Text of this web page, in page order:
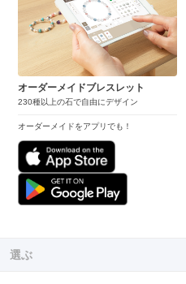
オーダーメイドブレスレット
230種以上の石で自由にデザイン
オーダーメイドをアプリでも！
選ぶ